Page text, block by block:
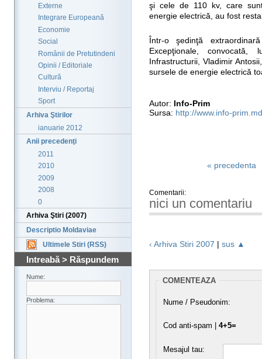
Externe
Integrare Europeană
Economie
Social
Românii de Pretutindeni
Opinii / Editoriale
Cultură
Interviu / Reportaj
Sport
Arhiva Ştirilor
ianuarie 2012
Anii precedenţi
2011
2010
2009
2008
0
Arhiva Ştiri (2007)
Descriptio Moldaviae
Ultimele Stiri (RSS)
Intreabă > Răspundem
Nume:
Problema:
şi cele de 110 kv, care
energie electrică, au fost
Într-o şedinţă
Excepţionale,
Infrastructurii, Vladimir
sursele de energie electrică
Autor: Info-Prim
Sursa: http://www.info-
« precedenta
Comentarii:
nici un comentariu
‹ Arhiva Stiri 2007 | sus ▲
COMENTEAZA
Nume / Pseudonim:
Cod anti-spam | 4+5=
Mesajul tau: